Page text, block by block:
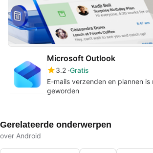
Microsoft Outlook
3.2 Gratis
E-mails verzenden en plannen
geworden
Gerelateerde onderwerpen
over Android